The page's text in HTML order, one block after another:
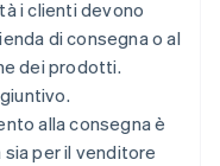
i clienti devono
di consegna o al
dei prodotti.
alla consegna è
per il venditore